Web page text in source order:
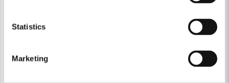
Statistics
Marketing
Makita TW007GZ Mutterdragare XGT® 40V 1/2" (utan batteri)
Finns i Webblager
Makita DTW300T